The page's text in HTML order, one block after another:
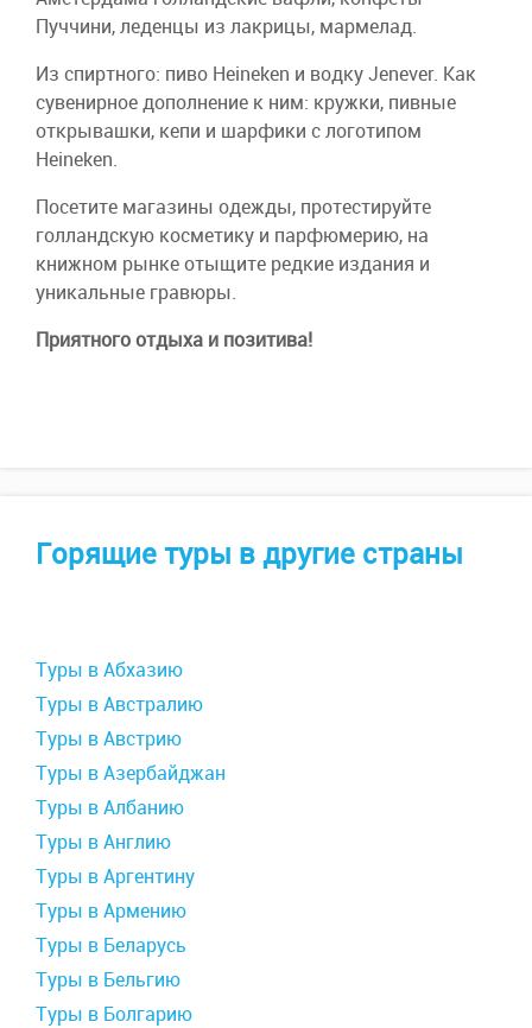
Пуччини, леденцы из лакрицы, мармелад.
Из спиртного: пиво Heineken и водку Jenever. Как
сувенирное дополнение к ним: кружки, пивные
открывашки, кепи и шарфики с логотипом
Heineken.
Посетите магазины одежды, протестируйте
голландскую косметику и парфюмерию, на
книжном рынке отыщите редкие издания и
уникальные гравюры.
Приятного отдыха и позитива!
Горящие туры в другие страны
Туры в Абхазию
Туры в Австралию
Туры в Австрию
Туры в Азербайджан
Туры в Албанию
Туры в Англию
Туры в Аргентину
Туры в Армению
Туры в Беларусь
Туры в Бельгию
Туры в Болгарию